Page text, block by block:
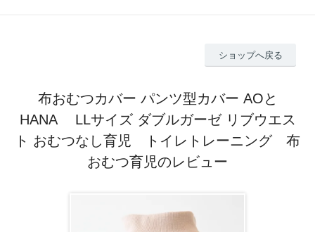
ショップへ戻る
布おむつカバー パンツ型カバー AOと
HANA LLサイズ ダブルガーゼ リブウエス
ト おむつなし育児 トイレトレーニング 布
おむつ育児のレビュー